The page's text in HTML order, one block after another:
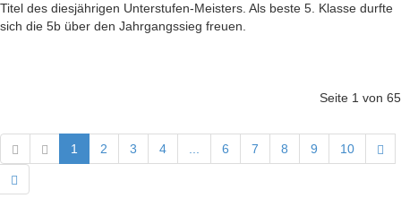
Titel des diesjährigen Unterstufen-Meisters. Als beste 5. Klasse durfte
sich die 5b über den Jahrgangssieg freuen.
Seite 1 von 65
1 2 3 4 6 7 8 9 10